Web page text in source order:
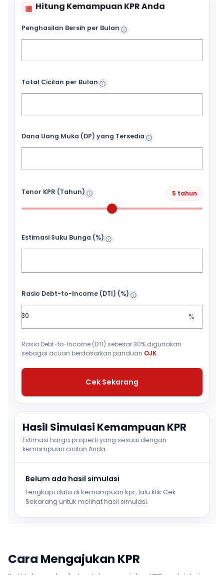
▦ Hitung Kemampuan KPR Anda
Penghasilan Bersih per Bulan
Total Cicilan per Bulan
Dana Uang Muka (DP) yang Tersedia
Tenor KPR (Tahun) 5 tahun
Estimasi Suku Bunga (%)
Rasio Debt-to-Income (DTI) (%)
%
Rasio Debt-to-Income (DTI) sebesar 30% digunakan
sebagai acuan berdasarkan panduan OJK .
Cek Sekarang
Hasil Simulasi Kemampuan KPR
Estimasi harga properti yang sesuai dengan
kemampuan cicilan Anda.
Belum ada hasil simulasi
Lengkapi data di kemampuan kpr, lalu klik Cek
Sekarang untuk melihat hasil simulasi.
Cara Mengajukan KPR